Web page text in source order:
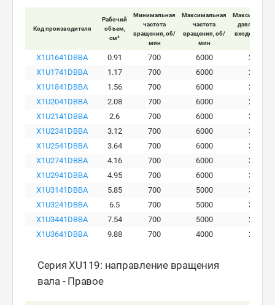
Код производителя
Рабочий
объем,
см³
Минимальная
частота
вращения, об/
мин
Максимальная
частота
вращения, об/
мин
давление на
входе
X1U1641DBBA 0.91 700 6000
280
X1U1741DBBA
1.17 700 6000
290
X1U1841DBBA
1.56 700 6000
290
X1U2041DBBA
2.08 700 6000
290
X1U2141DBBA
2.6 700 6000
300
X1U2341DBBA
3.12 700 6000
300
X1U2541DBBA
3.64 700 6000
300
X1U2741DBBA
4.16 700 6000
300
X1U2941DBBA
4.95 700 6000
300
X1U3141DBBA
5.85 700 5000
300
X1U3241DBBA
6.5 700 5000
300
X1U3441DBBA
7.54 700 5000
260
X1U3641DBBA
9.88 700 4000 230
Серия XU119: направление вращения
вала - Правое